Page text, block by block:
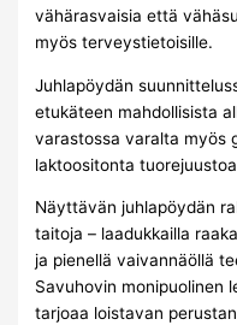
vähärasvaisia että
myös terveystietoisille.
Juhlapöydän
etukäteen mahdollisista
varastossa varalta myös
laktoositonta
Näyttävän juhlapöydän
taitoja – laadukkailla
ja pienellä vaivannäöllä
Savuhovin monipuolinen
tarjoaa loistavan